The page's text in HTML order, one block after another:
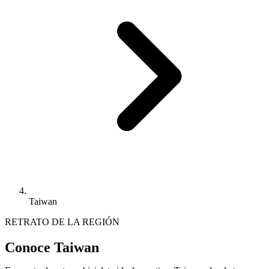
Taiwan
RETRATO DE LA REGIÓN
Conoce Taiwan